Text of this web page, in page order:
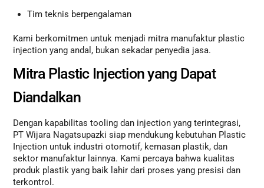
Tim teknis berpengalaman
Kami berkomitmen untuk menjadi mitra manufaktur plastic
injection yang andal, bukan sekadar penyedia jasa.
Mitra Plastic Injection yang Dapat
Diandalkan
Dengan kapabilitas tooling dan injection yang terintegrasi,
PT Wijara Nagatsupazki siap mendukung kebutuhan Plastic
Injection untuk industri otomotif, kemasan plastik, dan
sektor manufaktur lainnya. Kami percaya bahwa kualitas
produk plastik yang baik lahir dari proses yang presisi dan
terkontrol.